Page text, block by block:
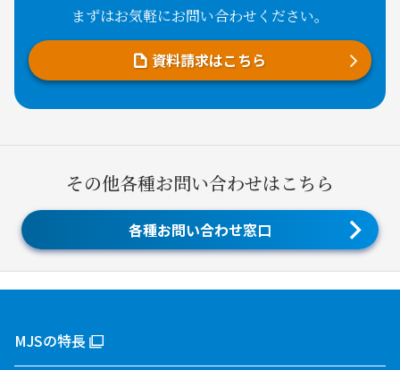
まずはお気軽にお問い合わせください。
資料請求はこちら
その他各種お問い合わせはこちら
各種お問い合わせ窓口
MJSの特長